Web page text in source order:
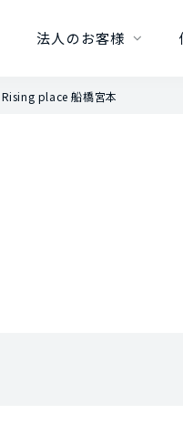
法人のお客様
Rising place 船橋宮本